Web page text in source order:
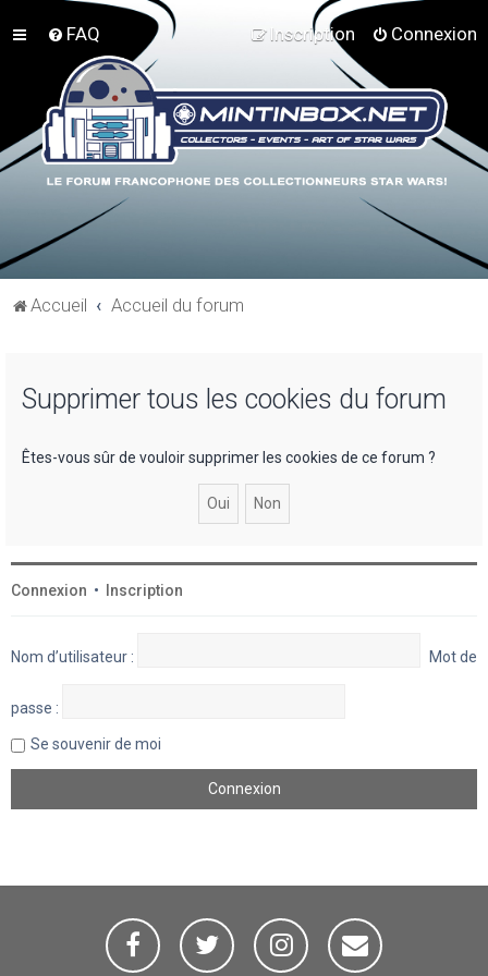
FAQ Connexion
Inscription
Accueil Accueil du forum
Supprimer tous les cookies du forum
Êtes-vous sûr de vouloir supprimer les cookies de ce forum ?
Connexion • Inscription
Nom d’utilisateur : Mot de
passe :
Se souvenir de moi